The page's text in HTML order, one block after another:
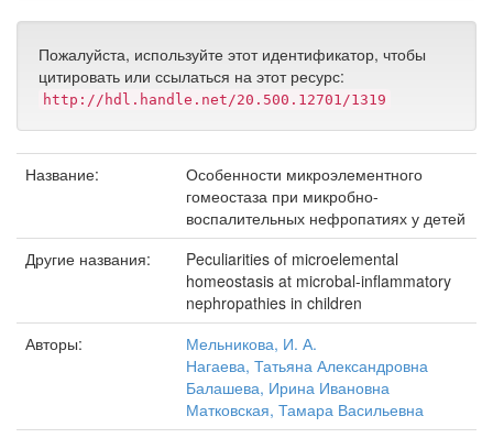
Пожалуйста, используйте этот идентификатор, чтобы
цитировать или ссылаться на этот ресурс:
http://hdl.handle.net/20.500.12701/1319
Название:
Особенности микроэлементного
гомеостаза при микробно-
воспалительных нефропатиях у детей
Другие названия:
Peculiarities of microelemental
homeostasis at microbal-inflammatory
nephropathies in children
Авторы:
Мельникова, И. А.
Нагаева, Татьяна Александровна
Балашева, Ирина Ивановна
Матковская, Тамара Васильевна